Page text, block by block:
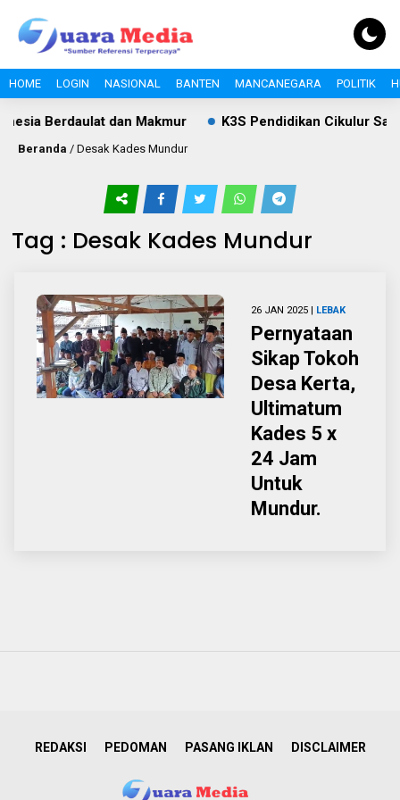
HOME LOGIN NASIONAL BANTEN MANCANEGARA POLITIK
Berdaulat dan Makmur K3S Pendidikan Cikulur
Beranda / Desak Kades Mundur
Tag : Desak Kades Mundur
26 JAN 2025 | LEBAK
Pernyataan
Sikap Tokoh
Desa Kerta,
Ultimatum
Kades 5 x
24 Jam
Untuk
Mundur.
REDAKSI PEDOMAN PASANG IKLAN DISCLAIMER